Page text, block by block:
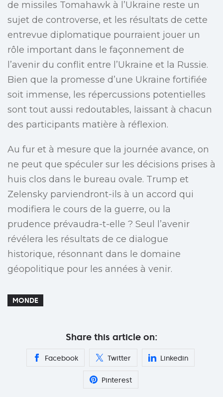
de missiles Tomahawk à l’Ukraine reste un
sujet de controverse, et les résultats de cette
entrevue diplomatique pourraient jouer un
rôle important dans le façonnement de
l’avenir du conflit entre l’Ukraine et la Russie.
Bien que la promesse d’une Ukraine fortifiée
soit immense, les répercussions potentielles
sont tout aussi redoutables, laissant à chacun
des participants matière à réflexion.
Au fur et à mesure que la journée avance, on
ne peut que spéculer sur les décisions prises à
huis clos dans le bureau ovale. Trump et
Zelensky parviendront-ils à un accord qui
modifiera le cours de la guerre, ou la
prudence prévaudra-t-elle ? Seul l’avenir
révélera les résultats de ce dialogue
historique, résonnant dans le domaine
géopolitique pour les années à venir.
MONDE
Share this article on:
Facebook Twitter Linkedin
Pinterest